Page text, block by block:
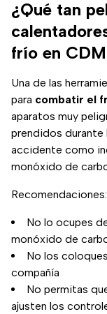
¿Qué tan
frío en
Una de las
para combatir el
aparatos muy
prendidos durante
accidente como
monóxido de
Recomendaciones:
No lo ocupes
monóxido de
No los
compañía
No permitas
ajusten los